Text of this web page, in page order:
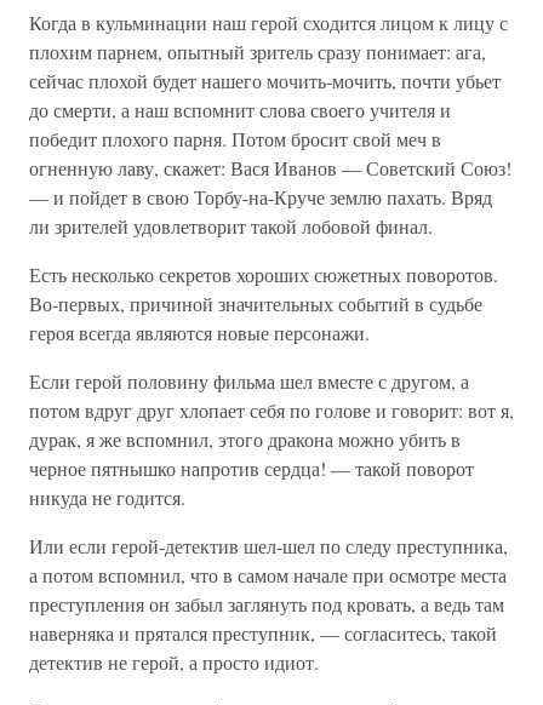
Когда в кульминации наш герой сходится лицом к лицу с
плохим парнем, опытный зритель сразу понимает: ага,
сейчас плохой будет нашего мочить-мочить, почти убьет
до смерти, а наш вспомнит слова своего учителя и
победит плохого парня. Потом бросит свой меч в
огненную лаву, скажет: Вася Иванов — Советский Союз!
— и пойдет в свою Торбу-на-Круче землю пахать. Вряд
ли зрителей удовлетворит такой лобовой финал.
Есть несколько секретов хороших сюжетных поворотов.
Во-первых, причиной значительных событий в судьбе
героя всегда являются новые персонажи.
Если герой половину фильма шел вместе с другом, а
потом вдруг друг хлопает себя по голове и говорит: вот я,
дурак, я же вспомнил, этого дракона можно убить в
черное пятнышко напротив сердца! — такой поворот
никуда не годится.
Или если герой-детектив шел-шел по следу преступника,
а потом вспомнил, что в самом начале при осмотре места
преступления он забыл заглянуть под кровать, а ведь там
наверняка и прятался преступник, — согласитесь, такой
детектив не герой, а просто идиот.